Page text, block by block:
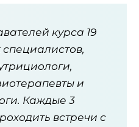
курса 19
и
Каждые 3
встречи с